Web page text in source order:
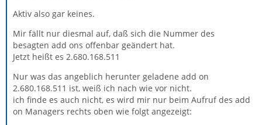
Aktiv also gar keines.
Mir fällt nur diesmal auf, daß sich die Nummer des
besagten add ons offenbar geändert hat.
Jetzt heißt es 2.680.168.511
Nur was das angeblich herunter geladene add on
2.680.168.511 ist, weiß ich nach wie vor nicht.
ich finde es auch nicht, es wird mir nur beim Aufruf des add
on Managers rechts oben wie folgt angezeigt: